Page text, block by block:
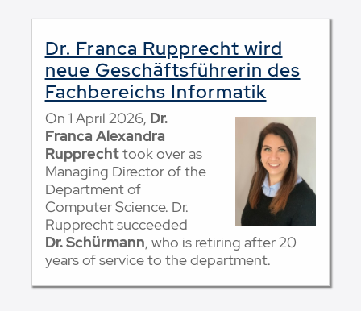
Dr. Franca Rupprecht wird
neue Geschäftsführerin des
Fachbereichs Informatik
On 1 April 2026, Dr.
Franca Alexandra
Rupprechttook over as
Managing Director of the
Department of
Computer Science. Dr.
Rupprecht succeeded
Dr. Schürmann, who is retiring after 20
years of service to the department.